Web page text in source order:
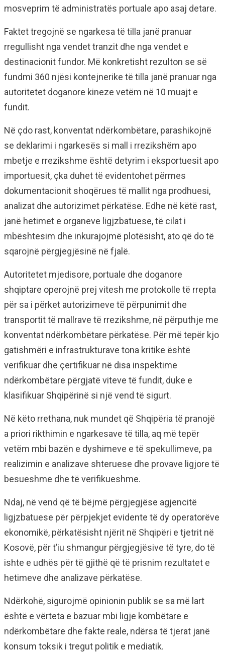
mosveprim të administratës portuale apo asaj detare.
Faktet tregojnë se ngarkesa të tilla janë pranuar
rregullisht nga vendet tranzit dhe nga vendet e
destinacionit fundor. Më konkretisht rezulton se së
fundmi 360 njësi kontejnerike të tilla janë pranuar nga
autoritetet doganore kineze vetëm në 10 muajt e
fundit.
Në çdo rast, konventat ndërkombëtare, parashikojnë
se deklarimi i ngarkesës si mall i rrezikshëm apo
mbetje e rrezikshme është detyrim i eksportuesit apo
importuesit, çka duhet të evidentohet përmes
dokumentacionit shoqërues të mallit nga prodhuesi,
analizat dhe autorizimet përkatëse. Edhe në këtë rast,
janë hetimet e organeve ligjzbatuese, të cilat i
mbështesim dhe inkurajojmë plotësisht, ato që do të
sqarojnë përgjegjësinë në fjalë.
Autoritetet mjedisore, portuale dhe doganore
shqiptare operojnë prej vitesh me protokolle të rrepta
për sa i përket autorizimeve të përpunimit dhe
transportit të mallrave të rrezikshme, në përputhje me
konventat ndërkombëtare përkatëse. Për më tepër kjo
gatishmëri e infrastrukturave tona kritike është
verifikuar dhe çertifikuar në disa inspektime
ndërkombëtare përgjatë viteve të fundit, duke e
klasifikuar Shqipërinë si një vend të sigurt.
Në këto rrethana, nuk mundet që Shqipëria të pranojë
a priori rikthimin e ngarkesave të tilla, aq më tepër
vetëm mbi bazën e dyshimeve e të spekullimeve, pa
realizimin e analizave shteruese dhe provave ligjore të
besueshme dhe të verifikueshme.
Ndaj, në vend që të bëjmë përgjegjëse agjencitë
ligjzbatuese për përpjekjet evidente të dy operatorëve
ekonomikë, përkatësisht njërit në Shqipëri e tjetrit në
Kosovë, për t’iu shmangur përgjegjësive të tyre, do të
ishte e udhës për të gjithë që të prisnim rezultatet e
hetimeve dhe analizave përkatëse.
Ndërkohë, sigurojmë opinionin publik se sa më lart
është e vërteta e bazuar mbi ligje kombëtare e
ndërkombëtare dhe fakte reale, ndërsa të tjerat janë
konsum toksik i tregut politik e mediatik.